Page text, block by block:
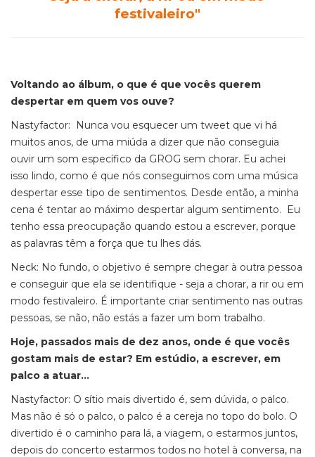
festivaleiro"
Voltando ao álbum, o que é que vocês querem
despertar em quem vos ouve?
Nastyfactor: Nunca vou esquecer um tweet que vi há
muitos anos, de uma miúda a dizer que não conseguia
ouvir um som específico da GROG sem chorar. Eu achei
isso lindo, como é que nós conseguimos com uma música
despertar esse tipo de sentimentos. Desde então, a minha
cena é tentar ao máximo despertar algum sentimento. Eu
tenho essa preocupação quando estou a escrever, porque
as palavras têm a força que tu lhes dás.
Neck: No fundo, o objetivo é sempre chegar à outra pessoa
e conseguir que ela se identifique - seja a chorar, a rir ou em
modo festivaleiro. É importante criar sentimento nas outras
pessoas, se não, não estás a fazer um bom trabalho.
Hoje, passados mais de dez anos, onde é que vocês
gostam mais de estar? Em estúdio, a escrever, em
palco a atuar…
Nastyfactor: O sítio mais divertido é, sem dúvida, o palco.
Mas não é só o palco, o palco é a cereja no topo do bolo. O
divertido é o caminho para lá, a viagem, o estarmos juntos,
depois do concerto estarmos todos no hotel à conversa, na